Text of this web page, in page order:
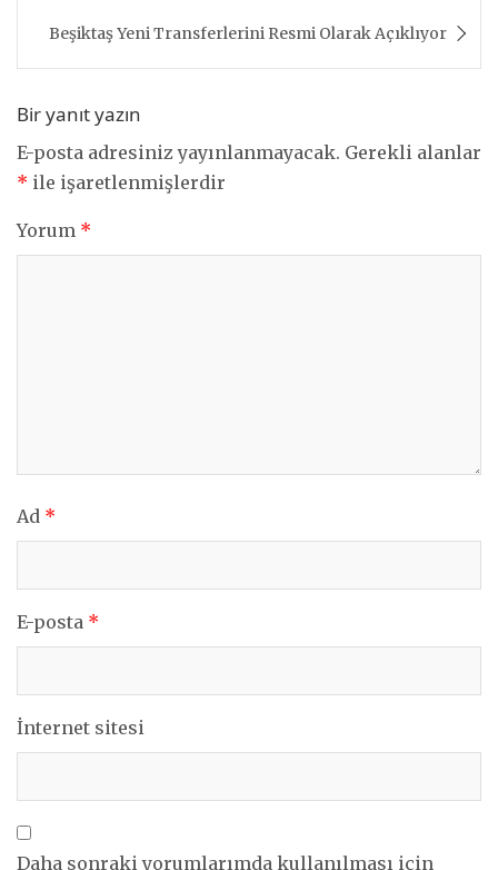
Beşiktaş Yeni Transferlerini Resmi Olarak Açıklıyor
Bir yanıt yazın
E-posta adresiniz yayınlanmayacak. Gerekli alanlar
* ile işaretlenmişlerdir
Yorum *
Ad *
E-posta *
İnternet sitesi
Daha sonraki yorumlarımda kullanılması için